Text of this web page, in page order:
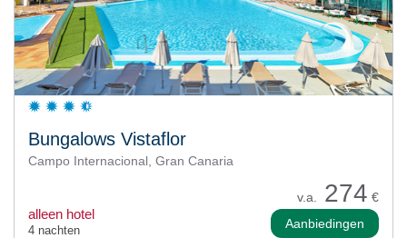
Bungalows Vistaflor
Campo Internacional, Gran Canaria
v.a. 274 €
alleen hotel
4 nachten Aanbiedingen